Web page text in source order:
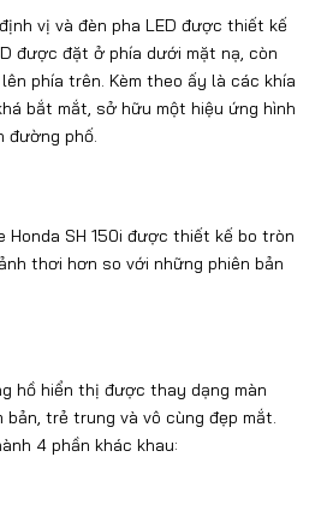
vị và đèn pha LED được thiết kế
được đặt ở phía dưới mặt nạ, còn
phía trên. Kèm theo ấy là các khía
bắt mắt, sở hữu một hiệu ứng hình
đường phố.
Honda SH 150i được thiết kế bo tròn
thơi hơn so với những phiên bản
hồ hiển thị được thay dạng màn
bản, trẻ trung và vô cùng đẹp mắt.
4 phần khác khau: